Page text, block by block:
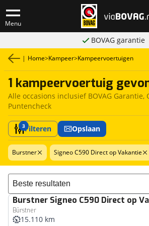
Menu
BOVAG garantie
| Home>Kampeer>Kampeervoertuigen
1 kampeervoertuig
Alle occasions inclusief BOVAG
Puntencheck
3Filteren Opslaan
Burstner Signeo C590 Direct op Vakantie
Sorteer resultaten
Burstner Signeo C590 Direct op
Bürstner
15.110 km